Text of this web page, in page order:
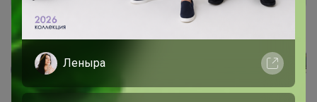
Реклама
Леныра